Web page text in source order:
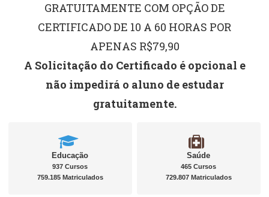
GRATUITAMENTE COM OPÇÃO DE
CERTIFICADO DE 10 A 60 HORAS POR
APENAS R$79,90
A Solicitação do Certificado é opcional e
não impedirá o aluno de estudar
gratuitamente.
Educação
937 Cursos
759.185 Matriculados
Saúde
465 Cursos
729.807 Matriculados